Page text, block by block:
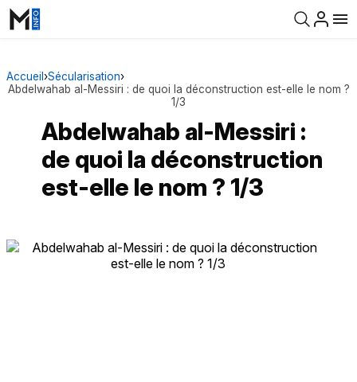
Accueil ›Sécularisation›
Abdelwahab al-Messiri : de quoi la déconstruction est-elle le nom ?
1/3
Abdelwahab al-Messiri :
de quoi la déconstruction
est-elle le nom ? 1/3